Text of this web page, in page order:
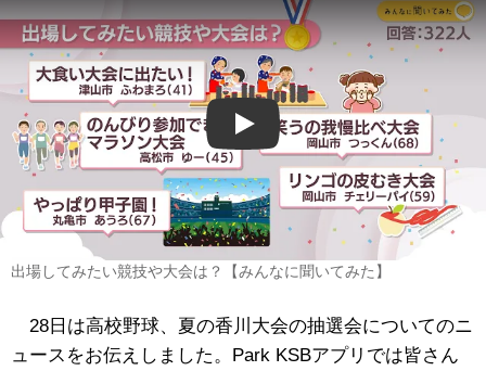
Play
出場してみたい競技や大会は？【みんなに聞いてみた】
28日は高校野球、夏の香川大会の抽選会についてのニ
ュースをお伝えしました。Park KSBアプリでは皆さん